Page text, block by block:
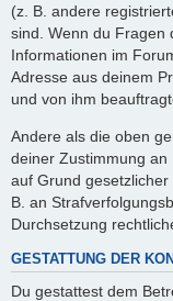
(z. B. andere
sind. Wenn du Fragen
Informationen im
Adresse aus deinem
und von ihm
Andere als die oben
deiner Zustimmung
auf Grund
B. an
Durchsetzung
GESTATTUNG DER
Du gestattest dem